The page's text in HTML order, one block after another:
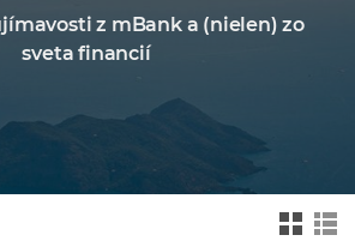
z mBank a (nielen) zo
sveta financií
widok drz
ewa
felkowy